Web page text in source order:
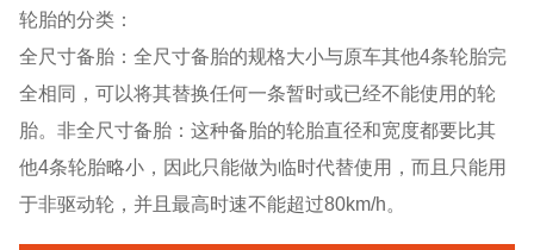
轮胎的分类：
全尺寸备胎：全尺寸备胎的规格大小与原车其他4条轮胎完
全相同，可以将其替换任何一条暂时或已经不能使用的轮
胎。非全尺寸备胎：这种备胎的轮胎直径和宽度都要比其
他4条轮胎略小，因此只能做为临时代替使用，而且只能用
于非驱动轮，并且最高时速不能超过80km/h。